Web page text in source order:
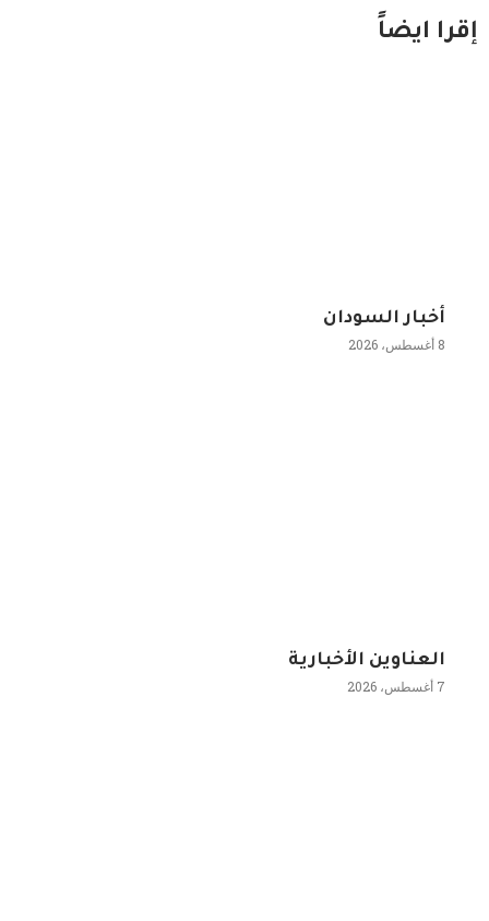
إقرا ايضاً
أخبار السودان
8 أغسطس، 2026
العناوين الأخبارية
7 أغسطس، 2026